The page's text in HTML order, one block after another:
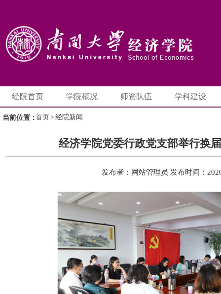
经院首页 学院概况 师资队伍 学科建设
当前位置：首页 > 经院新闻
经济学院党委行政党支部举行换
发布者：网站管理员 发布时间：